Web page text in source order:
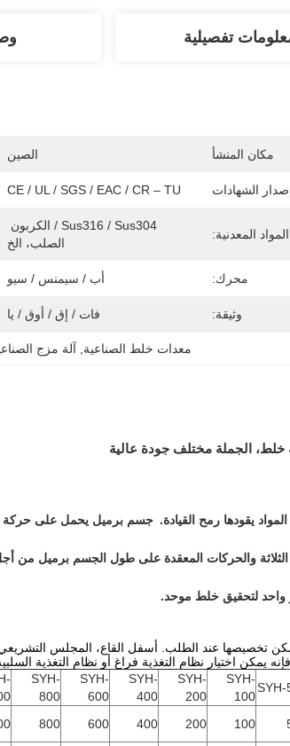
تفصيلية
مكان المنشأ الصين
الشهادات CE / UL / SGS / EAC / CR – TU
المواد المعدنية:
الصلب، الخ
محرك: أب / سيمنس / سيو
وثيقة: فات / إق / أوق / يا
معدات خلط الصناعية آلة مزج
الجملة مختلف جودة عالية
يقودها رمح القيادة. جسم برميل يحمل على حركة
الثلاثة والحركات المعقدة على طول الجسم برميل من
لتحقيق خلط موحد.
تخصيصها عند الطلب. أسفل القاع، المجلس التشريعي
يمكن اختيار نظام التغذية فراغ أو نظام التغذية
SYH-
SYH-
100
SYH-
200
SYH-
400
SYH-
600
SYH-
800
100
200
400
600
800